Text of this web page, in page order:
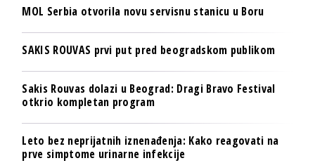
MOL Serbia otvorila novu servisnu stanicu u Boru
SAKIS ROUVAS prvi put pred beogradskom publikom
Sakis Rouvas dolazi u Beograd: Dragi Bravo Festival
otkrio kompletan program
Leto bez neprijatnih iznenađenja: Kako reagovati na
prve simptome urinarne infekcije